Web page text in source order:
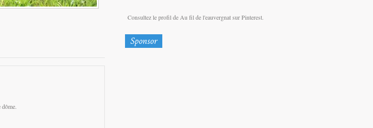
Consultez le profil de Au fil de l'eauvergnat sur Pinterest.